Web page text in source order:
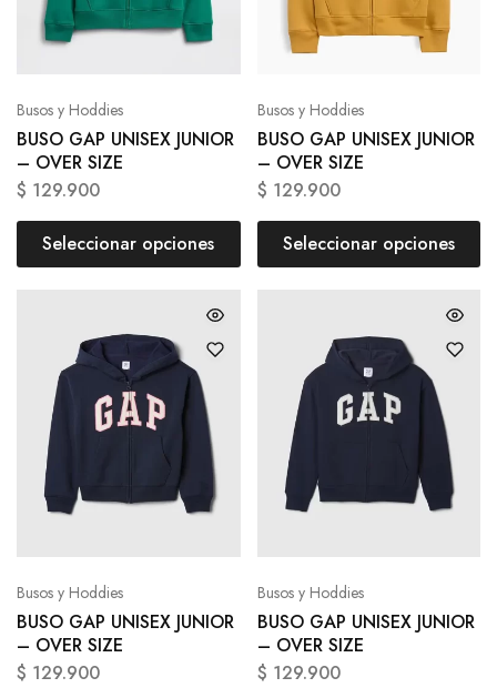
Busos y Hoddies
BUSO GAP UNISEX JUNIOR
– OVER SIZE
$ 129.900
Seleccionar opciones
Busos y Hoddies
BUSO GAP UNISEX JUNIOR
– OVER SIZE
$ 129.900
Seleccionar opciones
Busos y Hoddies
BUSO GAP UNISEX JUNIOR
– OVER SIZE
$ 129.900
Busos y Hoddies
BUSO GAP UNISEX JUNIOR
– OVER SIZE
$ 129.900